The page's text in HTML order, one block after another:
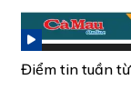
Điểm tin tuần